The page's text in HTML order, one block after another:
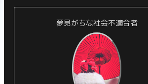
夢見がちな社会不適合者